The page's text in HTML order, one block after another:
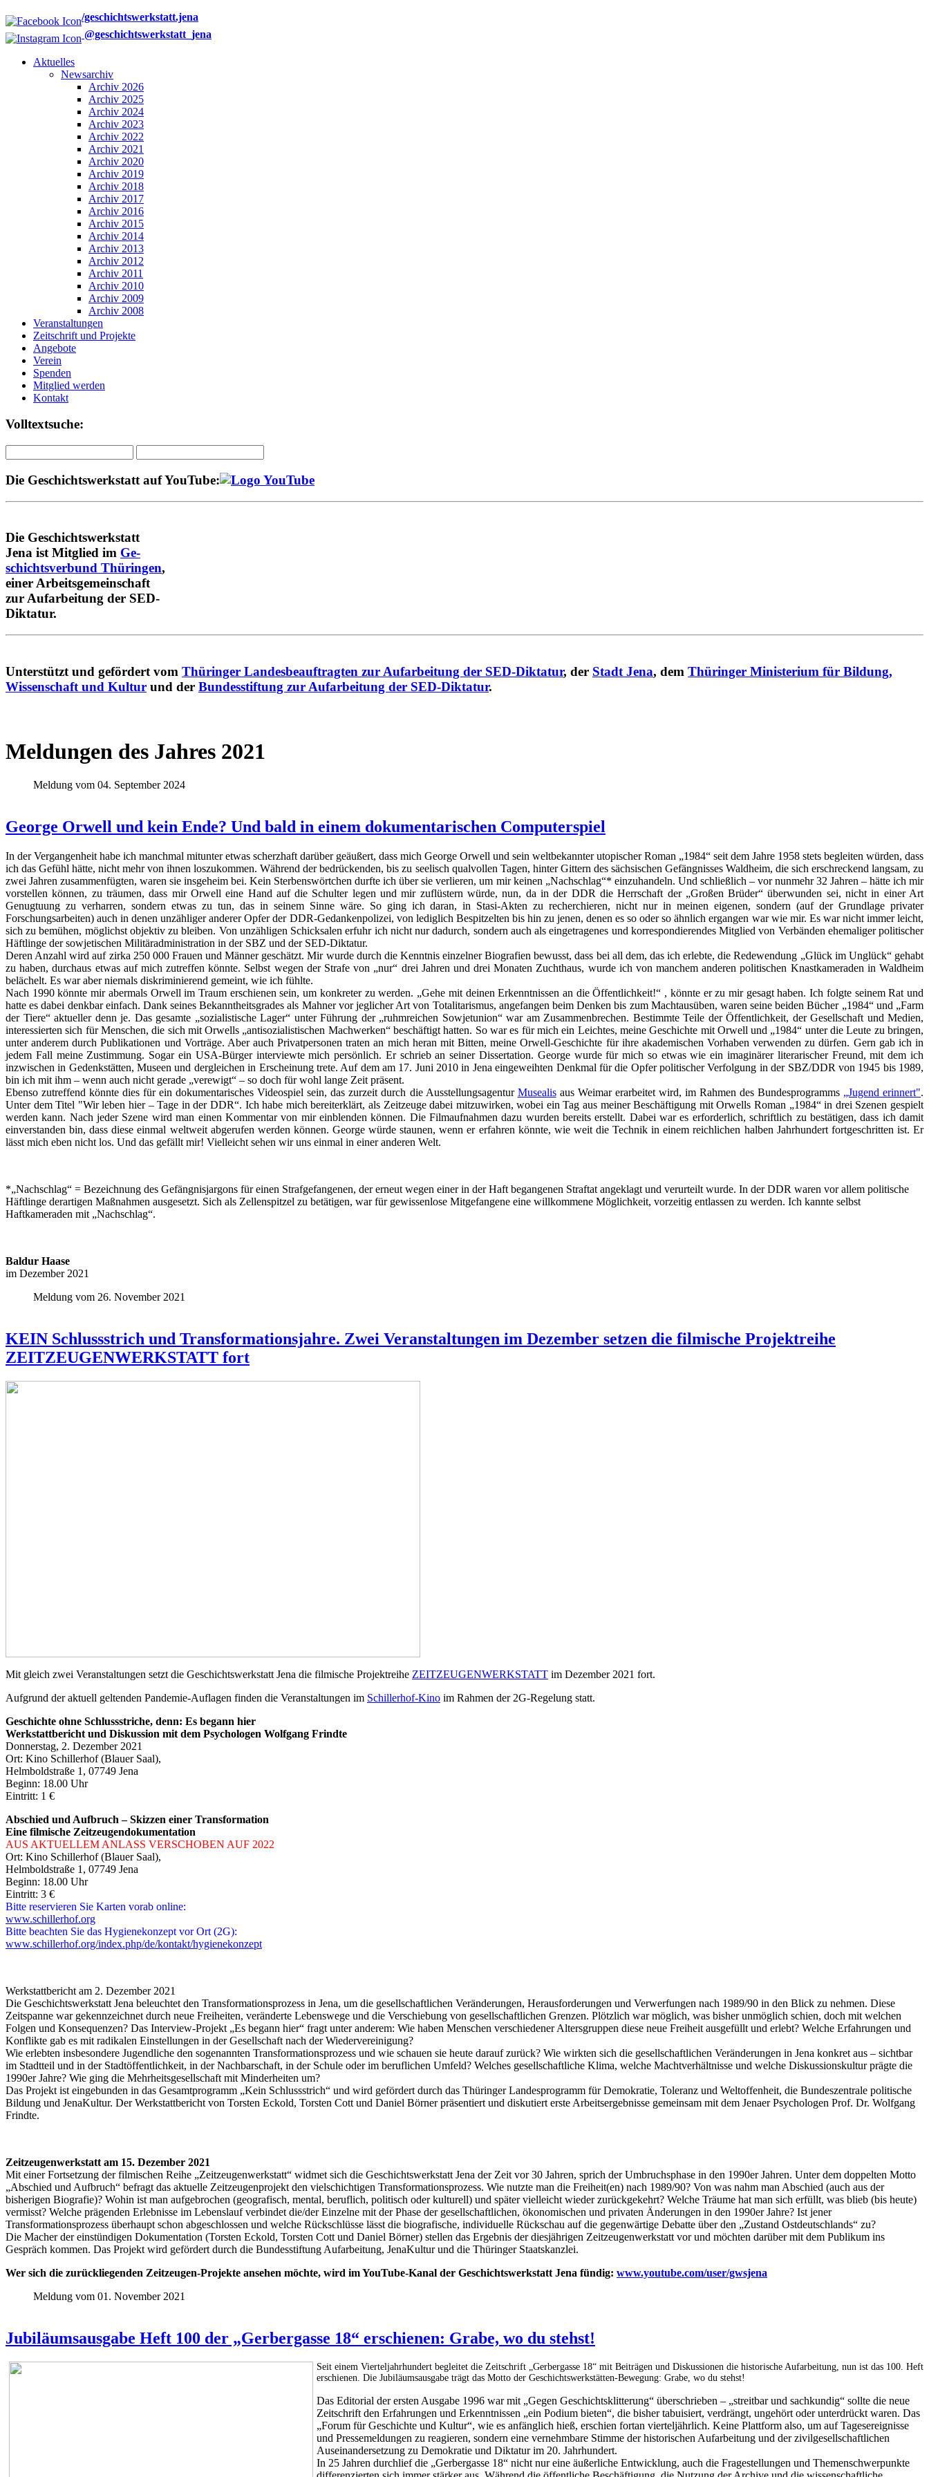
/geschichtswerkstatt.jena
@geschichtswerkstatt_jena
Aktuelles
Newsarchiv
Archiv 2026
Archiv 2025
Archiv 2024
Archiv 2023
Archiv 2022
Archiv 2021
Archiv 2020
Archiv 2019
Archiv 2018
Archiv 2017
Archiv 2016
Archiv 2015
Archiv 2014
Archiv 2013
Archiv 2012
Archiv 2011
Archiv 2010
Archiv 2009
Archiv 2008
Veranstaltungen
Zeitschrift und Projekte
Angebote
Verein
Spenden
Mitglied werden
Kontakt
Volltextsuche:
Die Geschichtswerkstatt auf YouTube:
Die Geschichtswerkstatt
Jena ist Mitglied im Ge-
schichtsverbund Thüringen,
einer Arbeitsgemeinschaft
zur Aufarbeitung der SED-
Diktatur.
Unterstützt und gefördert vom Thüringer Landesbeauftragten zur Aufarbeitung der SED-Diktatur, der Stadt Jena, dem Thüringer Ministerium für Bildung,
Wissenschaft und Kultur und der Bundesstiftung zur Aufarbeitung der SED-Diktatur.
Meldungen des Jahres 2021
Meldung vom 04. September 2024
George Orwell und kein Ende? Und bald in einem dokumentarischen Computerspiel
In der Vergangenheit habe ich manchmal mitunter etwas scherzhaft darüber geäußert, dass mich George Orwell und sein weltbekannter utopischer Roman „1984“ seit dem Jahre 1958 stets begleiten würden, dass
ich das Gefühl hätte, nicht mehr von ihnen loszukommen. Während der bedrückenden, bis zu seelisch qualvollen Tagen, hinter Gittern des sächsischen Gefängnisses Waldheim, die sich erschreckend langsam, zu
zwei Jahren zusammenfügten, waren sie insgeheim bei. Kein Sterbenswörtchen durfte ich über sie verlieren, um mir keinen „Nachschlag“* einzuhandeln. Und schließlich – vor nunmehr 32 Jahren – hätte ich mir
vorstellen können, zu träumen, dass mir Orwell eine Hand auf die Schulter legen und mir zuflüstern würde, nun, da in der DDR die Herrschaft der „Großen Brüder“ überwunden sei, nicht in einer Art
Genugtuung zu verharren, sondern etwas zu tun, das in seinem Sinne wäre. So ging ich daran, in Stasi-Akten zu recherchieren, nicht nur in meinen eigenen, sondern (auf der Grundlage privater
Forschungsarbeiten) auch in denen unzähliger anderer Opfer der DDR-Gedankenpolizei, von lediglich Bespitzelten bis hin zu jenen, denen es so oder so ähnlich ergangen war wie mir. Es war nicht immer leicht,
sich zu bemühen, möglichst objektiv zu bleiben. Von unzähligen Schicksalen erfuhr ich nicht nur dadurch, sondern auch als eingetragenes und korrespondierendes Mitglied von Verbänden ehemaliger politischer
Häftlinge der sowjetischen Militäradministration in der SBZ und der SED-Diktatur.
Deren Anzahl wird auf zirka 250 000 Frauen und Männer geschätzt. Mir wurde durch die Kenntnis einzelner Biografien bewusst, dass bei all dem, das ich erlebte, die Redewendung „Glück im Unglück“ gehabt
zu haben, durchaus etwas auf mich zutreffen könnte. Selbst wegen der Strafe von „nur“ drei Jahren und drei Monaten Zuchthaus, wurde ich von manchem anderen politischen Knastkameraden in Waldheim
belächelt. Es war aber niemals diskriminierend gemeint, wie ich fühlte.
Nach 1990 könnte mir abermals Orwell im Traum erschienen sein, um konkreter zu werden. „Gehe mit deinen Erkenntnissen an die Öffentlichkeit!“ , könnte er zu mir gesagt haben. Ich folgte seinem Rat und
hatte es dabei denkbar einfach. Dank seines Bekanntheitsgrades als Mahner vor jeglicher Art von Totalitarismus, angefangen beim Denken bis zum Machtausüben, waren seine beiden Bücher „1984“ und „Farm
der Tiere“ aktueller denn je. Das gesamte „sozialistische Lager“ unter Führung der „ruhmreichen Sowjetunion“ war am Zusammenbrechen. Bestimmte Teile der Öffentlichkeit, der Gesellschaft und Medien,
interessierten sich für Menschen, die sich mit Orwells „antisozialistischen Machwerken“ beschäftigt hatten. So war es für mich ein Leichtes, meine Geschichte mit Orwell und „1984“ unter die Leute zu bringen,
unter anderem durch Publikationen und Vorträge. Aber auch Privatpersonen traten an mich heran mit Bitten, meine Orwell-Geschichte für ihre akademischen Vorhaben verwenden zu dürfen. Gern gab ich in
jedem Fall meine Zustimmung. Sogar ein USA-Bürger interviewte mich persönlich. Er schrieb an seiner Dissertation. George wurde für mich so etwas wie ein imaginärer literarischer Freund, mit dem ich
inzwischen in Gedenkstätten, Museen und dergleichen in Erscheinung trete. Auf dem am 17. Juni 2010 in Jena eingeweihten Denkmal für die Opfer politischer Verfolgung in der SBZ/DDR von 1945 bis 1989,
bin ich mit ihm – wenn auch nicht gerade „verewigt“ – so doch für wohl lange Zeit präsent.
Ebenso zutreffend könnte dies für ein dokumentarisches Videospiel sein, das zurzeit durch die Ausstellungsagentur Musealisaus Weimar erarbeitet wird, im Rahmen des Bundesprogramms „Jugend erinnert".
Unter dem Titel "Wir leben hier – Tage in der DDR“. Ich habe mich bereiterklärt, als Zeitzeuge dabei mitzuwirken, wobei ein Tag aus meiner Beschäftigung mit Orwells Roman „1984“ in drei Szenen gespielt
werden kann. Nach jeder Szene wird man einen Kommentar von mir einblenden können. Die Filmaufnahmen dazu wurden bereits erstellt. Dabei war es erforderlich, schriftlich zu bestätigen, dass ich damit
einverstanden bin, dass diese einmal weltweit abgerufen werden können. George würde staunen, wenn er erfahren könnte, wie weit die Technik in einem reichlichen halben Jahrhundert fortgeschritten ist. Er
lässt mich eben nicht los. Und das gefällt mir! Vielleicht sehen wir uns einmal in einer anderen Welt.
*„Nachschlag“ = Bezeichnung des Gefängnisjargons für einen Strafgefangenen, der erneut wegen einer in der Haft begangenen Straftat angeklagt und verurteilt wurde. In der DDR waren vor allem politische
Häftlinge derartigen Maßnahmen ausgesetzt. Sich als Zellenspitzel zu betätigen, war für gewissenlose Mitgefangene eine willkommene Möglichkeit, vorzeitig entlassen zu werden. Ich kannte selbst
Haftkameraden mit „Nachschlag“.
Baldur Haase
im Dezember 2021
Meldung vom 26. November 2021
KEIN Schlussstrich und Transformationsjahre. Zwei Veranstaltungen im Dezember setzen die filmische Projektreihe
ZEITZEUGENWERKSTATT fort
Mit gleich zwei Veranstaltungen setzt die Geschichtswerkstatt Jena die filmische Projektreihe ZEITZEUGENWERKSTATT im Dezember 2021 fort.
Aufgrund der aktuell geltenden Pandemie-Auflagen finden die Veranstaltungen im Schillerhof-Kino im Rahmen der 2G-Regelung statt.
Geschichte ohne Schlussstriche, denn: Es begann hier
Werkstattbericht und Diskussion mit dem Psychologen Wolfgang Frindte
Donnerstag, 2. Dezember 2021
Ort: Kino Schillerhof (Blauer Saal),
Helmboldstraße 1, 07749 Jena
Beginn: 18.00 Uhr
Eintritt: 1 €
Abschied und Aufbruch – Skizzen einer Transformation
Eine filmische Zeitzeugendokumentation
AUS AKTUELLEM ANLASS VERSCHOBEN AUF 2022
Ort: Kino Schillerhof (Blauer Saal),
Helmboldstraße 1, 07749 Jena
Beginn: 18.00 Uhr
Eintritt: 3 €
Bitte reservieren Sie Karten vorab online:
www.schillerhof.org
Bitte beachten Sie das Hygienekonzept vor Ort (2G):
www.schillerhof.org/index.php/de/kontakt/hygienekonzept
Werkstattbericht am 2. Dezember 2021
Die Geschichtswerkstatt Jena beleuchtet den Transformationsprozess in Jena, um die gesellschaftlichen Veränderungen, Herausforderungen und Verwerfungen nach 1989/90 in den Blick zu nehmen. Diese
Zeitspanne war gekennzeichnet durch neue Freiheiten, veränderte Lebenswege und die Verschiebung von gesellschaftlichen Grenzen. Plötzlich war möglich, was bisher unmöglich schien, doch mit welchen
Folgen und Konsequenzen? Das Interview-Projekt „Es begann hier“ fragt unter anderem: Wie haben Menschen verschiedener Altersgruppen diese neue Freiheit ausgefüllt und erlebt? Welche Erfahrungen und
Konflikte gab es mit radikalen Einstellungen in der Gesellschaft nach der Wiedervereinigung?
Wie erlebten insbesondere Jugendliche den sogenannten Transformationsprozess und wie schauen sie heute darauf zurück? Wie wirkten sich die gesellschaftlichen Veränderungen in Jena konkret aus – sichtbar
im Stadtteil und in der Stadtöffentlichkeit, in der Nachbarschaft, in der Schule oder im beruflichen Umfeld? Welches gesellschaftliche Klima, welche Machtverhältnisse und welche Diskussionskultur prägte die
1990er Jahre? Wie ging die Mehrheitsgesellschaft mit Minderheiten um?
Das Projekt ist eingebunden in das Gesamtprogramm „Kein Schlussstrich“ und wird gefördert durch das Thüringer Landesprogramm für Demokratie, Toleranz und Weltoffenheit, die Bundeszentrale politische
Bildung und JenaKultur. Der Werkstattbericht von Torsten Eckold, Torsten Cott und Daniel Börner präsentiert und diskutiert erste Arbeitsergebnisse gemeinsam mit dem Jenaer Psychologen Prof. Dr. Wolfgang
Frindte.
Zeitzeugenwerkstatt am 15. Dezember 2021
Mit einer Fortsetzung der filmischen Reihe „Zeitzeugenwerkstatt“ widmet sich die Geschichtswerkstatt Jena der Zeit vor 30 Jahren, sprich der Umbruchsphase in den 1990er Jahren. Unter dem doppelten Motto
„Abschied und Aufbruch“ befragt das aktuelle Zeitzeugenprojekt den vielschichtigen Transformationsprozess. Wie nutzte man die Freiheit(en) nach 1989/90? Von was nahm man Abschied (auch aus der
bisherigen Biografie)? Wohin ist man aufgebrochen (geografisch, mental, beruflich, politisch oder kulturell) und später vielleicht wieder zurückgekehrt? Welche Träume hat man sich erfüllt, was blieb (bis heute)
vermisst? Welche prägenden Erlebnisse im Lebenslauf verbindet die/der Einzelne mit der Phase der gesellschaftlichen, ökonomischen und privaten Änderungen in den 1990er Jahre? Ist jener
Transformationsprozess überhaupt schon abgeschlossen und welche Rückschlüsse lässt die biografische, individuelle Rückschau auf die gegenwärtige Debatte über den „Zustand Ostdeutschlands“ zu?
Die Macher der einstündigen Dokumentation (Torsten Eckold, Torsten Cott und Daniel Börner) stellen das Ergebnis der diesjährigen Zeitzeugenwerkstatt vor und möchten darüber mit dem Publikum ins
Gespräch kommen. Das Projekt wird gefördert durch die Bundesstiftung Aufarbeitung, JenaKultur und die Thüringer Staatskanzlei.
Wer sich die zurückliegenden Zeitzeugen-Projekte ansehen möchte, wird im YouTube-Kanal der Geschichtswerkstatt Jena fündig: www.youtube.com/user/gwsjena
Meldung vom 01. November 2021
Jubiläumsausgabe Heft 100 der „Gerbergasse 18“ erschienen: Grabe, wo du stehst!
Seit einem Vierteljahrhundert begleitet die Zeitschrift „Gerbergasse 18“ mit Beiträgen und Diskussionen die historische Aufarbeitung, nun ist das 100. Heft
erschienen. Die Jubiläumsausgabe trägt das Motto der Geschichtswerkstätten-Bewegung: Grabe, wo du stehst!
Das Editorial der ersten Ausgabe 1996 war mit „Gegen Geschichtsklitterung“ überschrieben – „streitbar und sachkundig“ sollte die neue
Zeitschrift den Erfahrungen und Erkenntnissen „ein Podium bieten“, die bisher tabuisiert, verdrängt, ungehört oder unterdrückt waren. Das
„Forum für Geschichte und Kultur“, wie es anfänglich hieß, erschien fortan vierteljährlich. Keine Plattform also, um auf Tagesereignisse
und Pressemeldungen zu reagieren, sondern eine vernehmbare Stimme der historischen Aufarbeitung und der zivilgesellschaftlichen
Auseinandersetzung zu Demokratie und Diktatur im 20. Jahrhundert.
In 25 Jahren durchlief die „Gerbergasse 18“ nicht nur eine äußerliche Entwicklung, auch die Fragestellungen und Themenschwerpunkte